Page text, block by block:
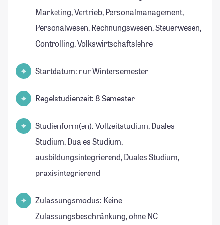
Marketing, Vertrieb, Personalmanagement,
Personalwesen, Rechnungswesen, Steuerwesen,
Controlling, Volkswirtschaftslehre
Startdatum: nur Wintersemester
Regelstudienzeit: 8 Semester
Studienform(en): Vollzeitstudium, Duales
Studium, Duales Studium,
ausbildungsintegrierend, Duales Studium,
praxisintegrierend
Zulassungsmodus: Keine
Zulassungsbeschränkung, ohne NC